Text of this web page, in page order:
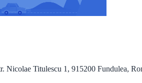
Nicolae Titulescu 1, 915200 Fundulea,